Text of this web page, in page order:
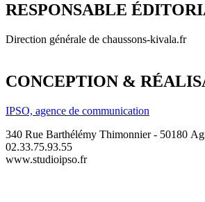
RESPONSABLE
Direction générale de chaussons-kivala.fr
CONCEPTION &
IPSO, agence de communication
340 Rue Barthélémy Thimonnier - 50180
02.33.75.93.55
www.studioipso.fr